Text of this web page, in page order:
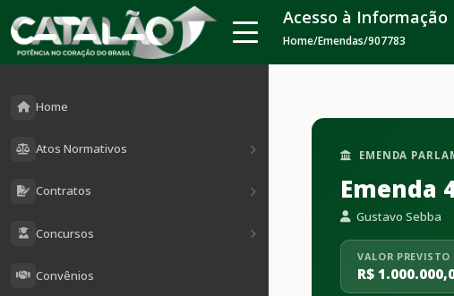
Home
Atos Normativos
Contratos
Concursos
Convênios
Acesso à Informação
Home/Emendas/907783
EMENDA
Emenda
Gustavo Sebba
VALOR PREVISTO
R$